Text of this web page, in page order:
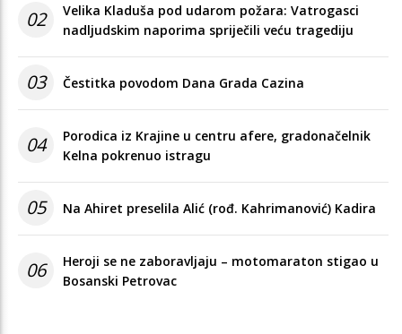
02
Velika Kladuša pod udarom požara: Vatrogasci
nadljudskim naporima spriječili veću tragediju
03 Čestitka povodom Dana Grada Cazina
04
Porodica iz Krajine u centru afere, gradonačelnik
Kelna pokrenuo istragu
05 Na Ahiret preselila Alić (rođ. Kahrimanović) Kadira
06
Heroji se ne zaboravljaju – motomaraton stigao u
Bosanski Petrovac